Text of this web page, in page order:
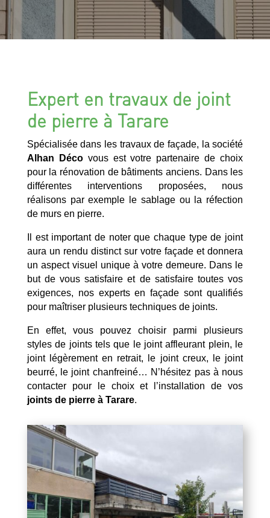
Expert en travaux de joint
de pierre à Tarare
Spécialisée dans les travaux de façade, la société
Alhan Décovous est votre partenaire de choix
pour la rénovation de bâtiments anciens. Dans les
différentes interventions proposées, nous
réalisons par exemple le sablage ou la réfection
de murs en pierre.
Il est important de noter que chaque type de joint
aura un rendu distinct sur votre façade et donnera
un aspect visuel unique à votre demeure. Dans le
but de vous satisfaire et de satisfaire toutes vos
exigences, nos experts en façade sont qualifiés
pour maîtriser plusieurs techniques de joints.
En effet, vous pouvez choisir parmi plusieurs
styles de joints tels que le joint affleurant plein, le
joint légèrement en retrait, le joint creux, le joint
beurré, le joint chanfreiné… N’hésitez pas à nous
contacter pour le choix et l’installation de vos
joints de pierre à Tarare.